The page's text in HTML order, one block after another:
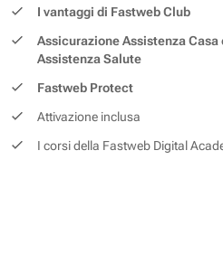
I vantaggi di Fastweb Club
Assicurazione Assistenza Casa
Assistenza Salute
Fastweb Protect
Attivazione inclusa
I corsi della Fastweb Digital